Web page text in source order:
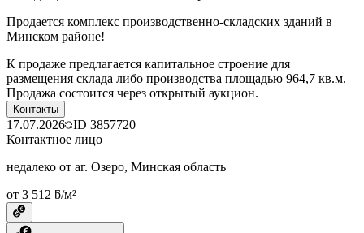
Продается комплекс производственно-складских зданий в
Минском районе!
К продаже предлагается капитальное строение для
размещения склада либо производства площадью 964,7 кв.м.
Продажа состоится через открытый аукцион.
Контакты
17.07.2026 ID 3857720
Контактное лицо
недалеко от аг. Озеро, Минская область
от 3 512 ƃ/м²